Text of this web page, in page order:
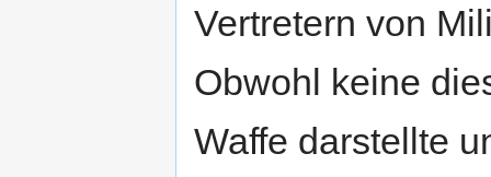
Vertretern von
Obwohl keine
Waffe darstellte